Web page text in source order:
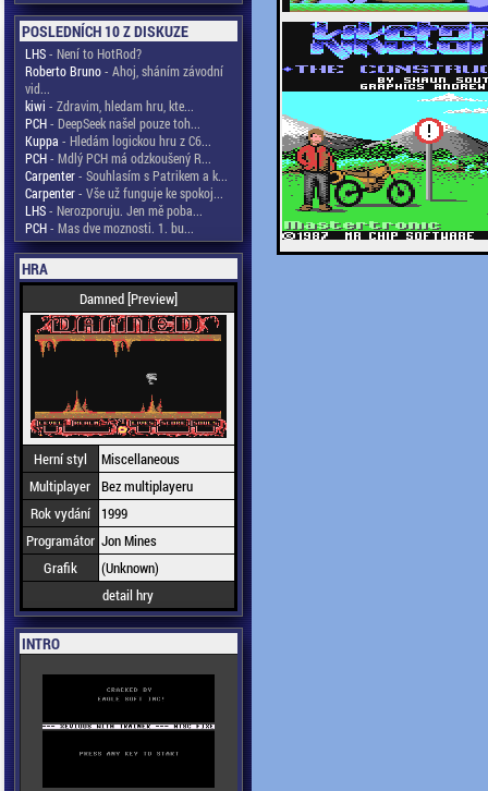
POSLEDNÍCH 10 Z DISKUZE
LHS- Není to HotRod?
Roberto Bruno- Ahoj, sháním závodní
vid...
kiwi - Zdravim, hledam hru, kte...
PCH- DeepSeek našel pouze toh...
Kuppa - Hledám logickou hru z C6...
PCH- Mdlý PCH má odzkoušený R...
Carpenter- Souhlasím s Patrikem a k...
Carpenter- Vše už funguje ke spokoj...
LHS- Nerozporuju. Jen mě poba...
PCH- Mas dve moznosti. 1. bu...
HRA
Damned [Preview]
Herní styl
Miscellaneous
Multiplayer Bez multiplayeru
Rok vydání
1999
Programátor Jon Mines
Grafik
(Unknown)
detail hry
INTRO